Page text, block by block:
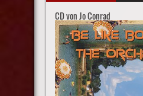
CD von Jo Conrad